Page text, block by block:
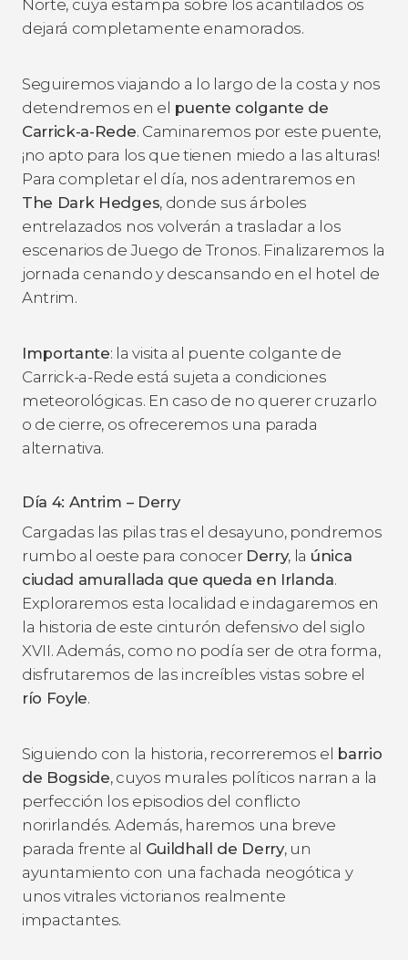
Norte, cuya estampa sobre los acantilados os
dejará completamente enamorados.
Seguiremos viajando a lo largo de la costa y nos
detendremos en el puente colgante de
Carrick-a-Rede. Caminaremos por este puente,
¡no apto para los que tienen miedo a las alturas!
Para completar el día, nos adentraremos en
The Dark Hedges, donde sus árboles
entrelazados nos volverán a trasladar a los
escenarios deJuego de Tronos. Finalizaremos la
jornada cenando y descansando en el hotel de
Antrim.
Importante: la visita al puente colgante de
Carrick-a-Rede está sujeta a condiciones
meteorológicas. En caso de no querer cruzarlo
o de cierre, os ofreceremos una parada
alternativa.
Día 4: Antrim – Derry
Cargadas las pilas tras el desayuno, pondremos
rumbo al oeste para conocer Derry, la única
ciudad amurallada que queda en Irlanda.
Exploraremos esta localidad e indagaremos en
la historia de este cinturón defensivo del siglo
XVII. Además, como no podía ser de otra forma,
disfrutaremos de las increíbles vistas sobre el
río Foyle.
Siguiendo con la historia, recorreremos el
barrio
de Bogside, cuyos murales políticos narran a la
perfección los episodios del conflicto
norirlandés. Además, haremos una breve
parada frente al Guildhall de Derry, un
ayuntamiento con una fachada neogótica y
unos vitrales victorianos realmente
impactantes.